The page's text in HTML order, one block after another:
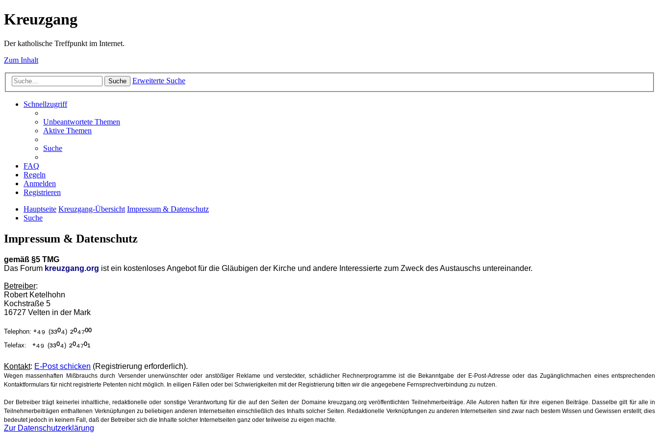
Kreuzgang
Der katholische Treffpunkt im Internet.
Zum Inhalt
Suche Erweiterte Suche
Schnellzugriff
Unbeantwortete Themen
Aktive Themen
Suche
FAQ
Regeln
Anmelden
Registrieren
Hauptseite Kreuzgang-Übersicht Impressum & Datenschutz
Suche
Impressum & Datenschutz
gemäß §5 TMG
Das Forum kreuzgang.org ist ein kostenloses Angebot für die Gläubigen der Kirche und andere Interessierte zum Zweck des Austauschs untereinander.
Betreiber:
Robert Ketelhohn
Kochstraße 5
16727 Velten in der Mark
Telephon: ⁺⁴⁹ (³³⁰⁴) ²⁰⁴⁷⁰⁰
Telefax: ⁺⁴⁹ (³³⁰⁴) ²⁰⁴⁷⁰¹
Kontakt: E-Post schicken (Registrierung erforderlich).
Wegen massenhaften Mißbrauchs durch Versender unerwünschter oder anstößiger Reklame und versteckter, schädlicher Rechnerprogramme ist die Bekanntgabe der E-Post-Adresse oder das Zugänglichmachen eines entsprechenden
Kontaktformulars für nicht registrierte Petenten nicht möglich. In eiligen Fällen oder bei Schwierigkeiten mit der Registrierung bitten wir die angegebene Fernsprechverbindung zu nutzen.
Der Betreiber trägt keinerlei inhaltliche, redaktionelle oder sonstige Verantwortung für die auf den Seiten der Domaine kreuzgang.org veröffentlichten Teilnehmerbeiträge. Alle Autoren haften für ihre eigenen Beiträge. Dasselbe gilt für alle in
Teilnehmerbeiträgen enthaltenen Verknüpfungen zu beliebigen anderen Internetseiten einschließlich des Inhalts solcher Seiten. Redaktionelle Verknüpfungen zu anderen Internetseiten sind zwar nach bestem Wissen und Gewissen erstellt; dies
bedeutet jedoch in keinem Fall, daß der Betreiber sich die Inhalte solcher Internetseiten ganz oder teilweise zu eigen machte.
Zur Datenschutzerklärung